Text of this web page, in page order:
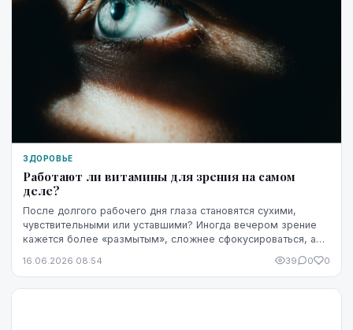
ЗДОРОВЬЕ
Работают ли витамины для зрения на самом
деле?
После долгого рабочего дня глаза становятся сухими,
чувствительными или уставшими? Иногда вечером зрение
кажется более «размытым», сложнее сфокусироваться, а
16.06.2026 08:54 39 0 0